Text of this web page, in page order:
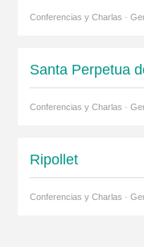
Conferencias y Charlas ·
Santa Perpetua
Conferencias y Charlas ·
Ripollet
Conferencias y Charlas ·